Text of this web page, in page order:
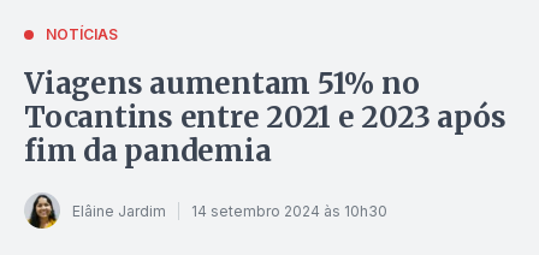
NOTÍCIAS
Viagens aumentam 51% no
Tocantins entre 2021 e 2023 após
fim da pandemia
Elâine Jardim 14 setembro 2024 às 10h30